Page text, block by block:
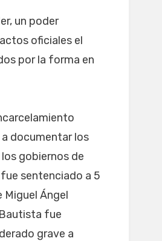
un poder
oficiales el
por la forma en
documentar los
gobiernos de
sentenciado a 5
Ángel
fue
grave a